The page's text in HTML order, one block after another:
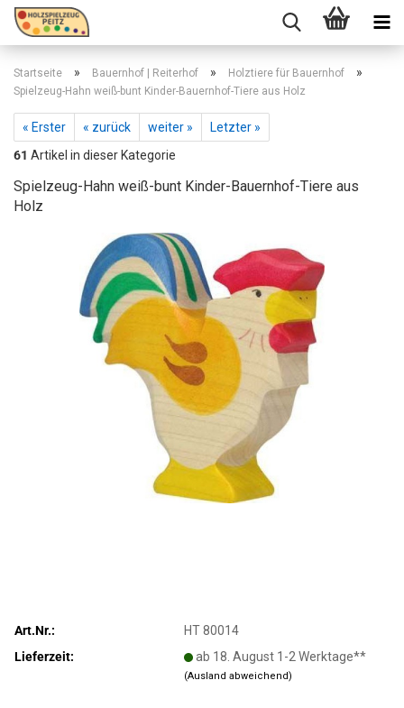
Startseite » Bauernhof | Reiterhof » Holztiere für Bauernhof »
Spielzeug-Hahn weiß-bunt Kinder-Bauernhof-Tiere aus Holz
« Erster « zurück weiter »
Letzter »
61 Artikel in dieser Kategorie
Spielzeug-Hahn weiß-bunt Kinder-Bauernhof-Tiere aus
Holz
Art.Nr.:
HT 80014
Lieferzeit:
ab 18. August 1-2 Werktage**
(Ausland abweichend)